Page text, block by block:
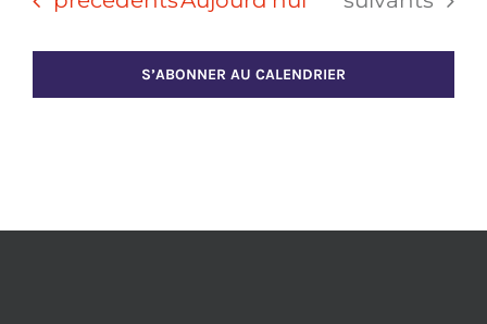
S’ABONNER AU CALENDRIER